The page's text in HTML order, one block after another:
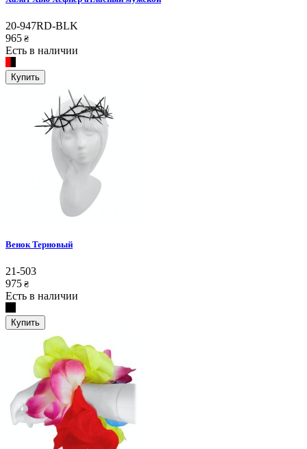
20-947RD-BLK
965 ₴
Есть в наличии
Купить
Венок Терновый
21-503
975 ₴
Есть в наличии
Купить